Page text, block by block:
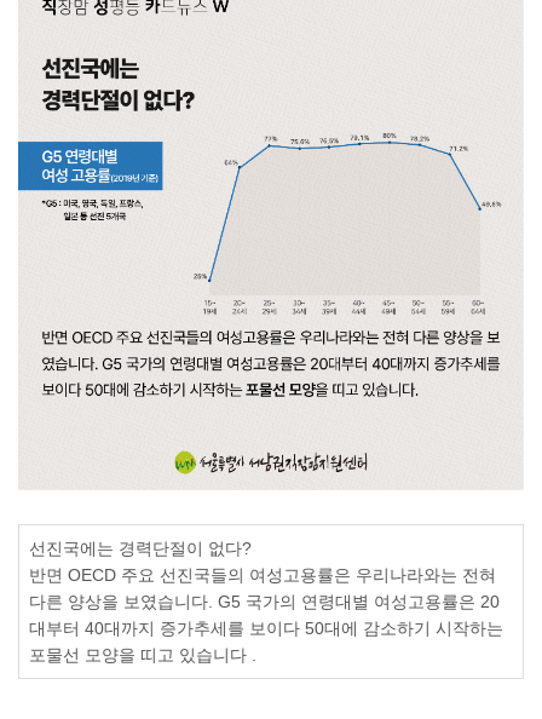
선진국에는 경력단절이 없다?
반면 OECD 주요 선진국들의 여성고용률은 우리나라와는 전혀
다른 양상을 보였습니다 . G5 국가의 연령대별 여성고용률은 20
대부터 40대까지 증가추세를 보이다 50대에 감소하기 시작하는
포물선 모양을 띠고 있습니다